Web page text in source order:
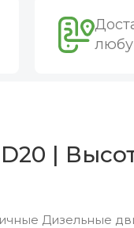
|
Дизельные